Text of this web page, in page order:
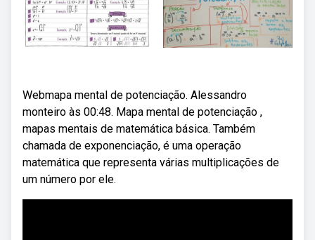
Webmapa mental de potenciação. Alessandro
monteiro às 00:48. Mapa mental de potenciação ,
mapas mentais de matemática básica. Também
chamada de exponenciação, é uma operação
matemática que representa várias multiplicações de
um número por ele.